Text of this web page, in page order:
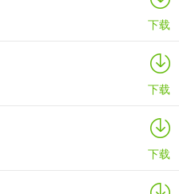
下载
下载
下载